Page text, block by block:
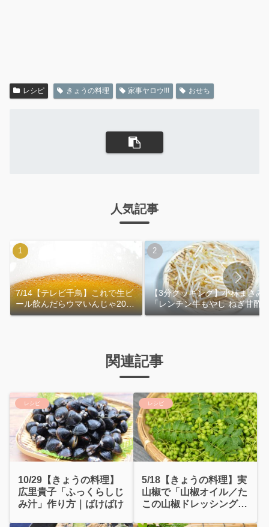
レシピ きょうの料理 家事ヤロウ!!! おせち
人気記事
7/14【テレビ千鳥】これで生ビ
ール飲んだらウマいんじゃ2026
｜おおよその作り方
【3分クッキング】小林まさみ
「レンチン牛もやし ねぎ甘酢
れ」作り方
関連記事
レシピ
10/29【きょうの料理】
広里貴子「ふっくらしじ
み汁」作り方｜ばけばけ
レシピ
5/18【きょうの料理】実
山椒で「山椒オイル／た
この山椒ドレッシング」